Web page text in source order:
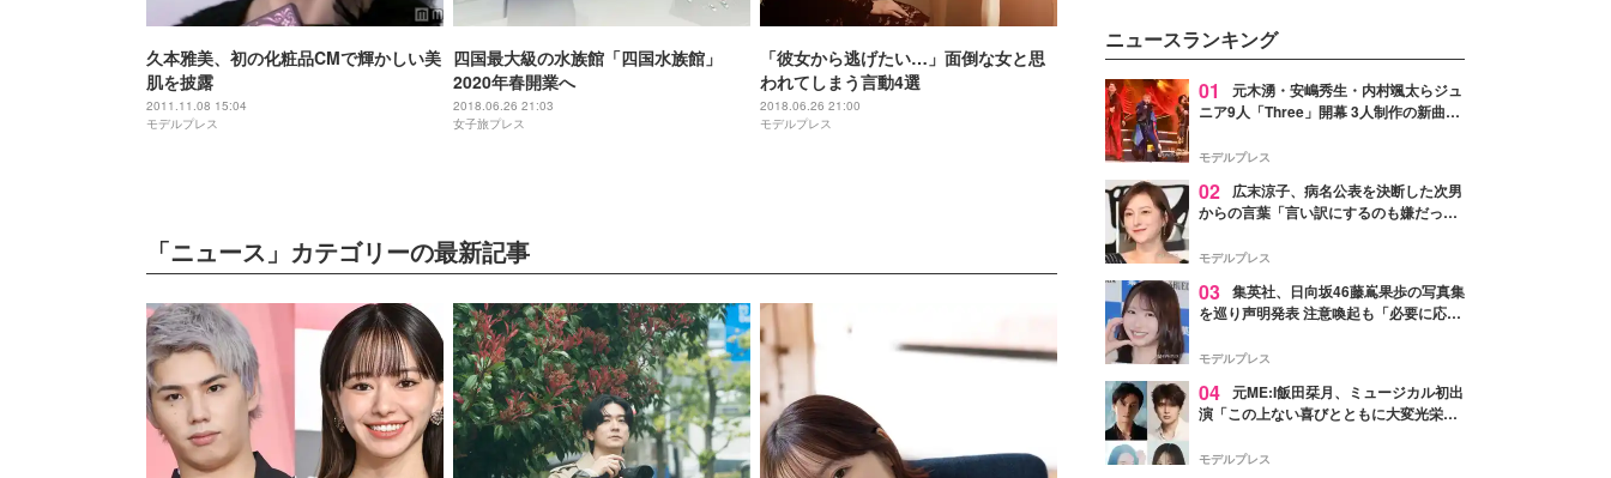
久本雅美、初の化粧品CMで輝かしい美
肌を披露
2011.11.08 15:04
モデルプレス
四国最大級の水族館「四国水族館」
2020年春開業へ
2018.06.26 21:03
女子旅プレス
「彼女から逃げたい…」面倒な女と思
われてしまう言動4選
2018.06.26 21:00
モデルプレス
「ニュース」カテゴリーの最新記事
好さんを迎えて本音で女子会トー
ク。猛暑のお出かけを快適に過ご
すヒントや、2人が感動した夏の
生理の新常識にも迫りました。
ニュースランキング
01
元木湧・安嶋秀生・内村颯太らジュ
ニア9人「Three」開幕 3人制作の新曲＆
進んで夢を掴みたい」【ゲネプロレポ】
モデルプレス
02
広末涼子、病名公表を決断した次男
からの言葉「言い訳にするのも嫌だっ
モデルプレス
03 集英社、日向坂46藤嶌果歩の写真集
を巡り声明発表 注意喚起も「必要に応じ
モデルプレス
04 元ME:I飯田栞月、ミュージカル初出
演「この上ない喜びとともに大変光栄」
ャスト発表
モデルプレス